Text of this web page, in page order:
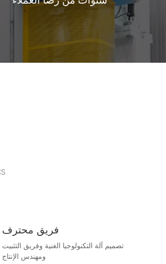
فريق محترف
تصميم آلة التكنولوجيا الغنية وفريق التثبيت
ومهندس الإنتاج